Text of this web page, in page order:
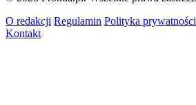
O redakcji Regulamin Polityka prywatności
Kontakt